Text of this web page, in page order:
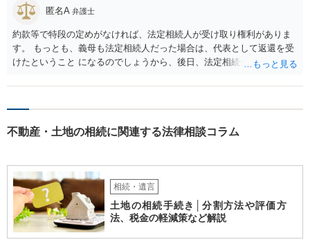
匿名A 弁護士
約款等で特段の定めがなければ、法定相続人が受け取り権利がありま
す。 もっとも、義母も法定相続人だった場合は、代表として返還を受
けたということ になるのでしょうから、後日、法定相続分に基づいて
不動産・土地の相続に関連する法律相談コラム
相続・遺言
土地の相続手続き│分割方法や評価方
法、税金の軽減策など解説